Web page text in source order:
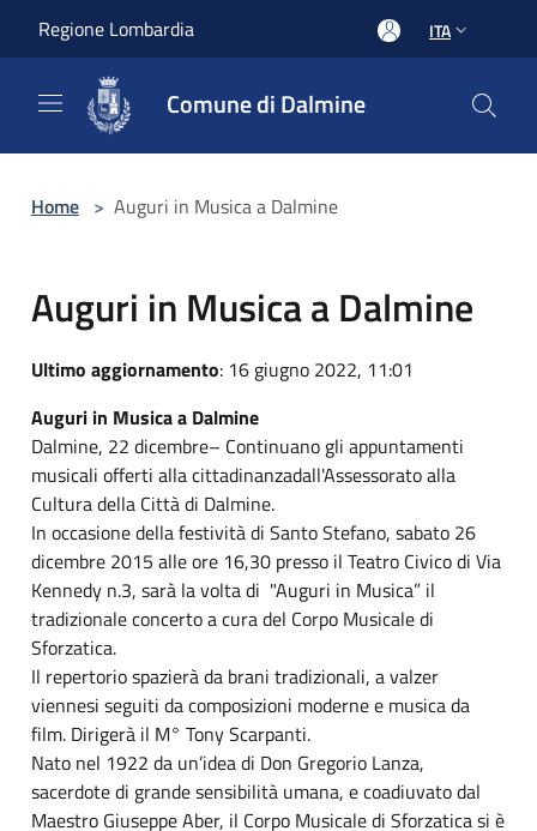
Regione Lombardia ITA
Comune di Dalmine
Home > Auguri in Musica a Dalmine
Auguri in Musica a Dalmine
Ultimo aggiornamento: 16 giugno 2022, 11:01
Auguri in Musica a Dalmine
Dalmine, 22 dicembre– Continuano gli appuntamenti
musicali offerti alla cittadinanzadall'Assessorato alla
Cultura della Città di Dalmine.
In occasione della festività di Santo Stefano, sabato 26
dicembre 2015 alle ore 16,30 presso il Teatro Civico di Via
Kennedy n.3, sarà la volta di "Auguri in Musica” il
tradizionale concerto a cura del Corpo Musicale di
Sforzatica.
Il repertorio spazierà da brani tradizionali, a valzer
viennesi seguiti da composizioni moderne e musica da
film. Dirigerà il M° Tony Scarpanti.
Nato nel 1922 da un’idea di Don Gregorio Lanza,
sacerdote di grande sensibilità umana, e coadiuvato dal
Maestro Giuseppe Aber, il Corpo Musicale di Sforzatica si è